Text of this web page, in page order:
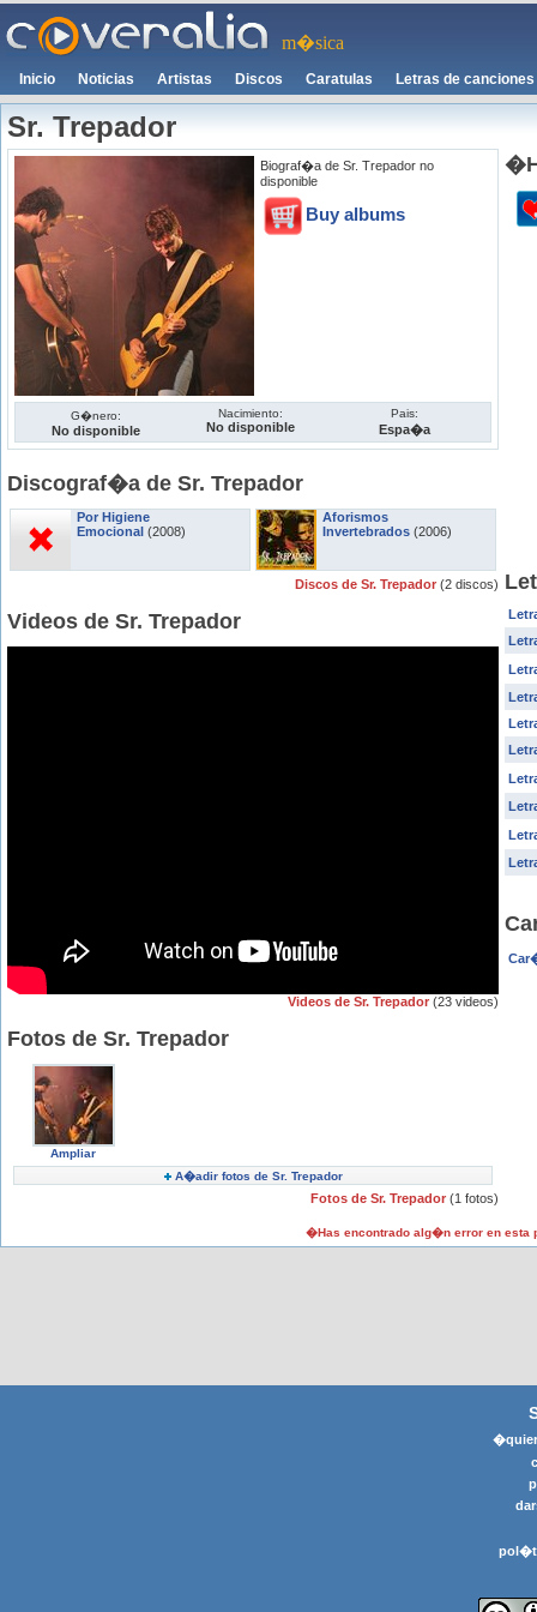
m�sica
Inicio Noticias Artistas Discos Caratulas Letras de canciones
Sr. Trepador
Biograf�a de Sr. Trepador no
disponible
Buy albums
G�nero:
No disponible
Nacimiento:
No disponible
Pais:
Espa�a
Discograf�a de Sr. Trepador
Por Higiene
Emocional (2008)
Aforismos
Invertebrados (2006)
Discos de Sr. Trepador (2 discos)
Videos de Sr. Trepador
Videos de Sr. Trepador (23 videos)
Fotos de Sr. Trepador
Ampliar
A�adir fotos de Sr. Trepador
Fotos de Sr. Trepador (1 fotos)
�Has encontrado alg�n error en esta